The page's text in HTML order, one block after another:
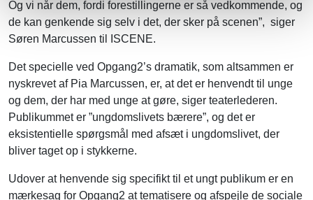
Og vi når dem, fordi forestillingerne er så vedkommende, og
de kan genkende sig selv i det, der sker på scenen”, siger
Søren Marcussen til ISCENE.
Det specielle ved Opgang2’s dramatik, som altsammen er
nyskrevet af Pia Marcussen, er, at det er henvendt til unge
og dem, der har med unge at gøre, siger teaterlederen.
Publikummet er ”ungdomslivets bærere”, og det er
eksistentielle spørgsmål med afsæt i ungdomslivet, der
bliver taget op i stykkerne.
Udover at henvende sig specifikt til et ungt publikum er en
mærkesag for Opgang2 at tematisere og afspejle de sociale